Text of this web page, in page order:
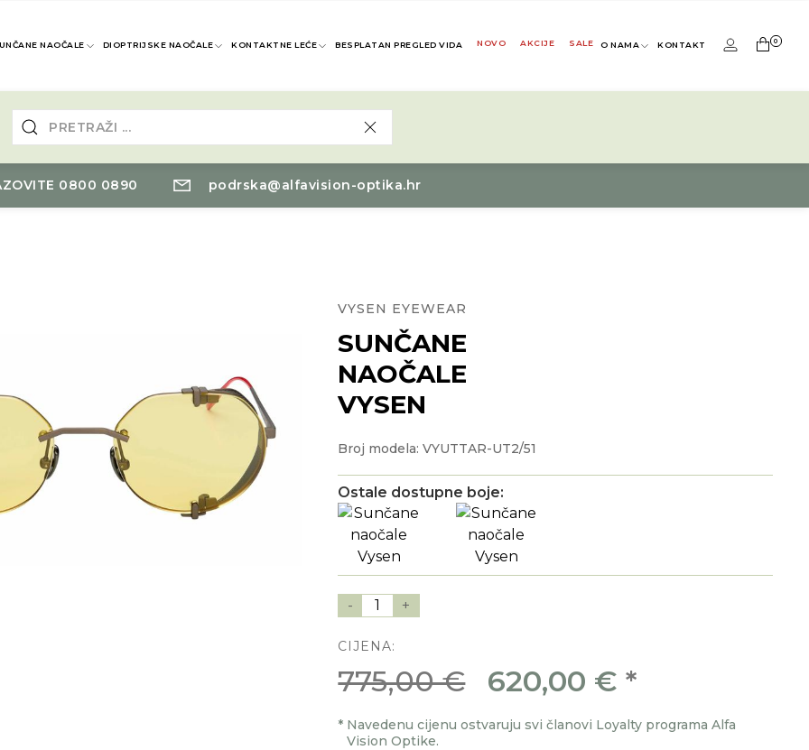
NAOČALE DIOPTRIJSKE NAOČALE KONTAKTNE LEĆE BESPLATAN PREGLED VIDA NOVO AKCIJE SALE O NAMA KONTAKT 0
0800 0890 podrska@alfavision-optika.hr
VYSEN EYEWEAR
SUNČANE
NAOČALE
VYSEN
Broj modela: VYUTTAR-UT2/51
Ostale dostupne boje:
- 1 +
CIJENA:
775,00 € 620,00 € *
* Navedenu cijenu ostvaruju svi članovi Loyalty programa Alfa
Vision Optike.